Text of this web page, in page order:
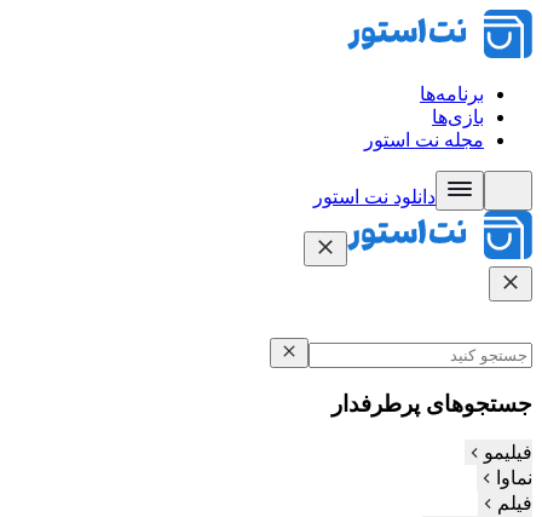
برنامه‌ها
بازی‌ها
مجله نت استور
دانلود نت‌ استور
جستجوهای پرطرفدار
فیلیمو
نماوا
فیلم‌